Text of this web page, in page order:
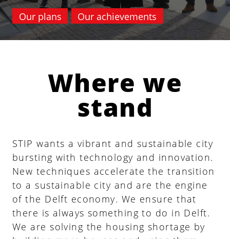
Our plans Our achievements
Where we
stand
STIP wants a vibrant and sustainable city
bursting with technology and innovation.
New techniques accelerate the transition
to a sustainable city and are the engine
of the Delft economy. We ensure that
there is always something to do in Delft.
We are solving the housing shortage by